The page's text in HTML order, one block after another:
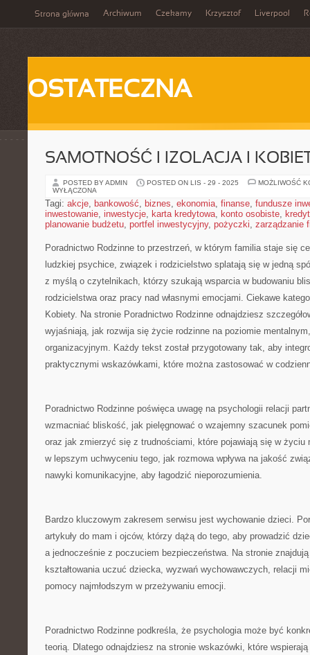
Strona główna Archiwum Czekamy Krzysztof Liverpool
OSTATECZNA
SAMOTNOŚĆ I IZOLACJA I
POSTED BY ADMIN POSTED ON LIS - 29 - 2025
MOŻLIWOŚĆ
WYŁĄCZONA
Tagi: akcje, bankowość, biznes, ekonomia, finanse, fundusze
inwestowanie, inwestycje, karta kredytowa, konto osobiste,
planowanie budżetu, portfel inwestycyjny, pożyczki, zarządzanie
Poradnictwo Rodzinne to przestrzeń, w którym familia staje się
ludzkiej psychice, związek i rodzicielstwo splatają się w jedną
z myślą o czytelnikach, którzy szukają wsparcia w budowaniu
rodzicielstwa oraz pracy nad własnymi emocjami. Ciekawe
Kobiety. Na stronie Poradnictwo Rodzinne odnajdziesz
wyjaśniają, jak rozwija się życie rodzinne na poziomie
organizacyjnym. Każdy tekst został przygotowany tak, aby
praktycznymi wskazówkami, które można zastosować w
Poradnictwo Rodzinne poświęca uwagę na psychologii relacji
wzmacniać bliskość, jak pielęgnować o wzajemny szacunek
oraz jak zmierzyć się z trudnościami, które pojawiają się w życiu
w lepszym uchwyceniu tego, jak rozmowa wpływa na jakość
nawyki komunikacyjne, aby łagodzić nieporozumienia.
Bardzo kluczowym zakresem serwisu jest wychowanie dzieci.
artykuły do mam i ojców, którzy dążą do tego, aby prowadzić
a jednocześnie z poczuciem bezpieczeństwa. Na stronie
kształtowania uczuć dziecka, wyzwań wychowawczych, relacji
pomocy najmłodszym w przeżywaniu emocji.
Poradnictwo Rodzinne podkreśla, że psychologia może być
teorią. Dlatego odnajdziesz na stronie wskazówki, które